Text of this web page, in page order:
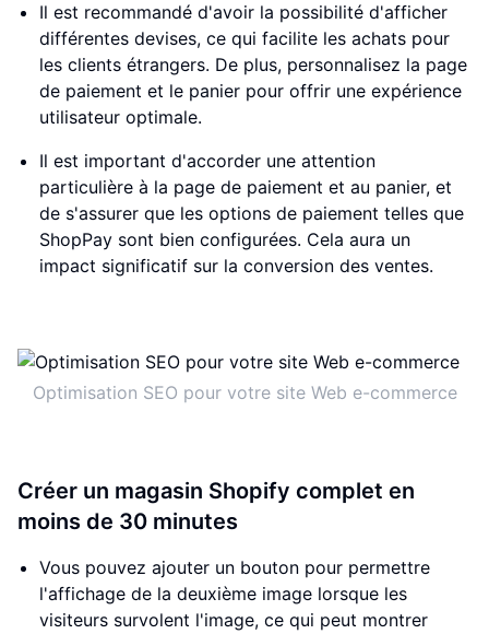
Il est recommandé d'avoir la possibilité d'afficher
différentes devises, ce qui facilite les achats pour
les clients étrangers. De plus, personnalisez la page
de paiement et le panier pour offrir une expérience
utilisateur optimale.
Il est important d'accorder une attention
particulière à la page de paiement et au panier, et
de s'assurer que les options de paiement telles que
ShopPay sont bien configurées. Cela aura un
impact significatif sur la conversion des ventes.
Optimisation SEO pour votre site Web e-commerce
Créer un magasin Shopify complet en
moins de 30 minutes
Vous pouvez ajouter un bouton pour permettre
l'affichage de la deuxième image lorsque les
visiteurs survolent l'image, ce qui peut montrer